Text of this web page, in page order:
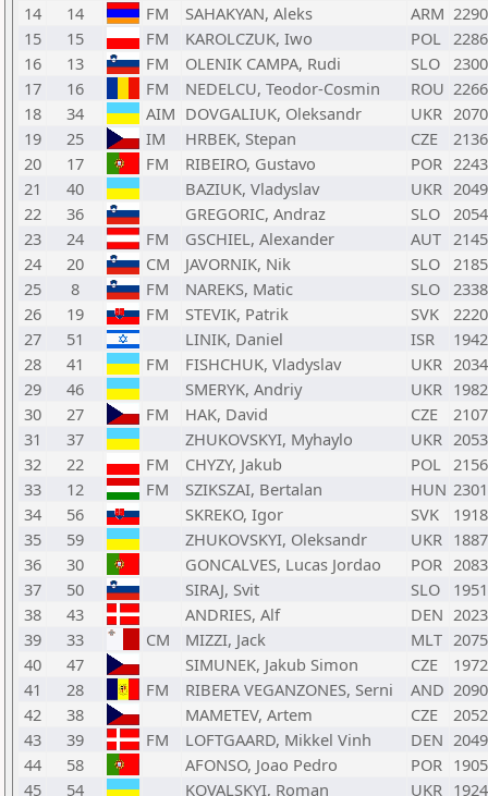
14
14 FM SAHAKYAN, Aleks ARM 2290
15
15 FM KAROLCZUK, Iwo POL 2286
16
13 FM OLENIK CAMPA, Rudi SLO 2300
17
16 FM NEDELCU, Teodor-Cosmin ROU 2266
18
34 AIM DOVGALIUK, Oleksandr UKR 2070
19
25 IM HRBEK, Stepan CZE
2136
20
17 FM RIBEIRO, Gustavo POR 2243
21
40 BAZIUK, Vladyslav UKR 2049
22
36 GREGORIC, Andraz SLO 2054
23
24 FM GSCHIEL, Alexander AUT 2145
24
20 CM JAVORNIK, Nik SLO 2185
25
8 FM NAREKS, Matic SLO 2338
26
19 FM STEVIK, Patrik SVK
2220
27
51 LINIK, Daniel ISR
1942
28
41 FM FISHCHUK, Vladyslav UKR 2034
29
46 SMERYK, Andriy UKR 1982
30
27 FM HAK, David CZE
2107
31
37 ZHUKOVSKYI, Myhaylo UKR 2053
32
22 FM CHYZY, Jakub POL 2156
33
12 FM SZIKSZAI, Bertalan HUN 2301
34
56 SKREKO, Igor SVK
1918
35
59 ZHUKOVSKYI, Oleksandr UKR 1887
36
30 GONCALVES, Lucas Jordao POR 2083
37
50 SIRAJ, Svit SLO
1951
38
43 ANDRIES, Alf DEN 2023
39
33 CM MIZZI, Jack MLT 2075
40
47 SIMUNEK, Jakub Simon CZE
1972
41
28 FM RIBERA VEGANZONES, Serni AND 2090
42
38 MAMETEV, Artem CZE
2052
43
39 FM LOFTGAARD, Mikkel Vinh DEN 2049
44
58 AFONSO, Joao Pedro POR 1905
45
54 KOVALSKYI, Roman UKR 1924